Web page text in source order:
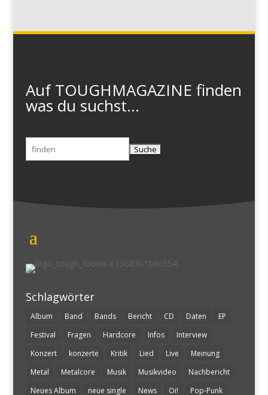
Auf TOUGHMAGAZINE finden
was du suchst...
Suchen
nach:
Schlagwörter
Album Band Bands Bericht CD Daten
EP
Festival
Fragen Hardcore Infos
Interview
Konzert
konzerte Kritik Lied Live
Meinung
Metal
Metalcore Musik Musikvideo
Nachbericht
Neues Album
neue single News Oi! Pop-Punk